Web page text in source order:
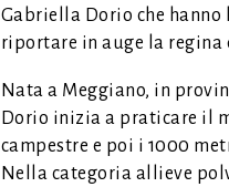
Gabriella Dorio che
riportare in auge la regina
Nata a Meggiano, in
Dorio inizia a praticare il
campestre e poi i 1000
Nella categoria allieve